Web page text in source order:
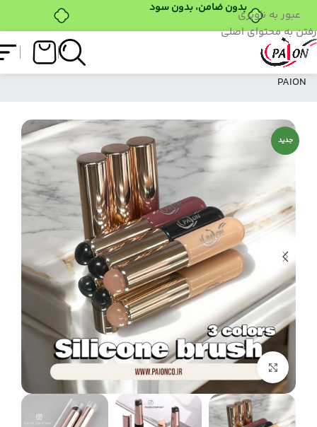
بدون ضامن، بدون سودعبور به ناوبری
رفتن به محتوای اصلی
فروشگاه
قلم سیلیکونی کرم
PAION
جدید
بزرگنمایی تصویر